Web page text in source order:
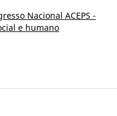
Nacional ACEPS -
e humano